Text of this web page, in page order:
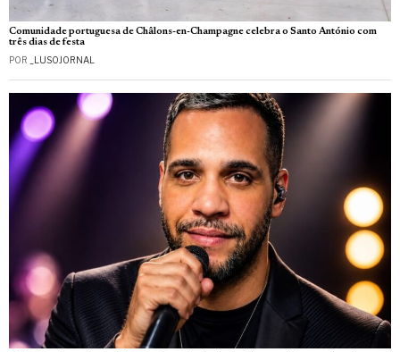
Comunidade portuguesa de Châlons-en-Champagne celebra o Santo António com
três dias de festa
POR _LUSOJORNAL